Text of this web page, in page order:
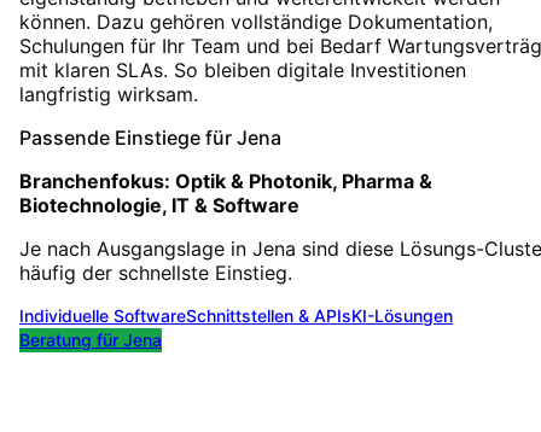
können. Dazu gehören vollständige Dokumentation,
Schulungen für Ihr Team und bei Bedarf
mit klaren SLAs. So bleiben digitale Investitionen
langfristig wirksam.
Passende Einstiege für Jena
Branchenfokus: Optik & Photonik, Pharma &
Biotechnologie, IT & Software
Je nach Ausgangslage in Jena sind diese Lösungs-
häufig der schnellste Einstieg.
Individuelle SoftwareSchnittstellen & APIsKI-Lösungen
Beratung für Jena